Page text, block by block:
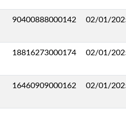
90400888000142 02/01/
18816273000174 02/01/
16460909000162 02/01/